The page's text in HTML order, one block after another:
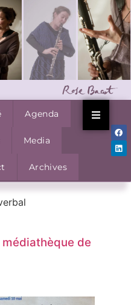
Agenda
Media
Archives
de